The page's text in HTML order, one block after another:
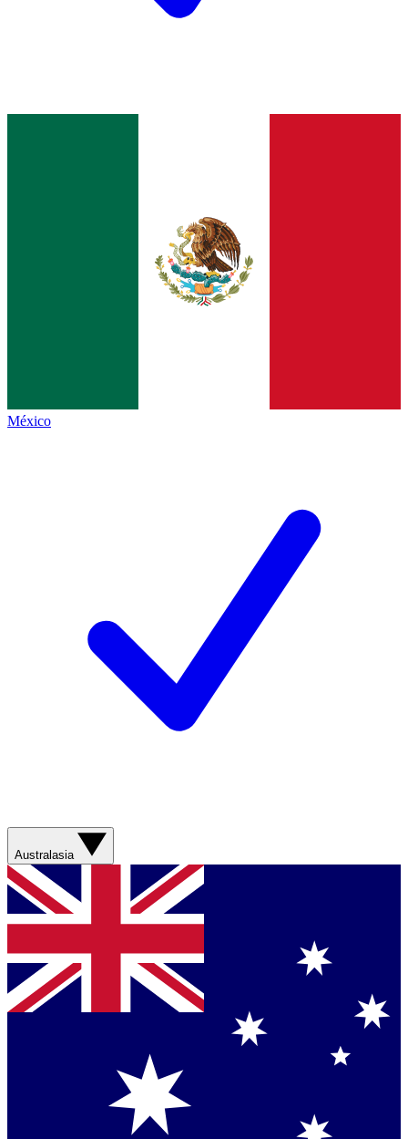
México
Australasia